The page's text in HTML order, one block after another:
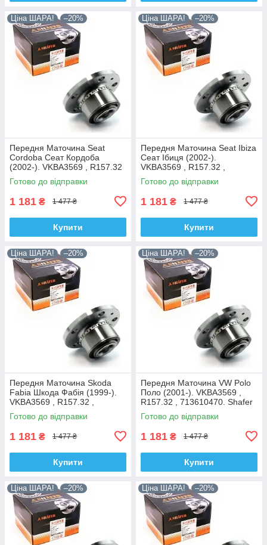
Ціна ШАРА! –20%
Передня Маточина Seat
Cordoba Сеат Кордоба
(2002-). VKBA3569 , R157.32
, 713610470. Shafer Австрія
Готово до відправки
1 181 ₴ 1 477 ₴
Купити
Ціна ШАРА! –20%
Передня Маточина Seat Ibiza
Сеат Ібиця (2002-).
VKBA3569 , R157.32 ,
713610470. Shafer Австрія
Готово до відправки
1 181 ₴ 1 477 ₴
Купити
Ціна ШАРА! –20%
Передня Маточина Skoda
Fabia Шкода Фабія (1999-).
VKBA3569 , R157.32 ,
713610470. Shafer Австрія
Готово до відправки
1 181 ₴ 1 477 ₴
Купити
Ціна ШАРА! –20%
Передня Маточина VW Polo
Поло (2001-). VKBA3569 ,
R157.32 , 713610470. Shafer
Австрія
Готово до відправки
1 181 ₴ 1 477 ₴
Купити
Ціна ШАРА! –20% Ціна ШАРА! –20%